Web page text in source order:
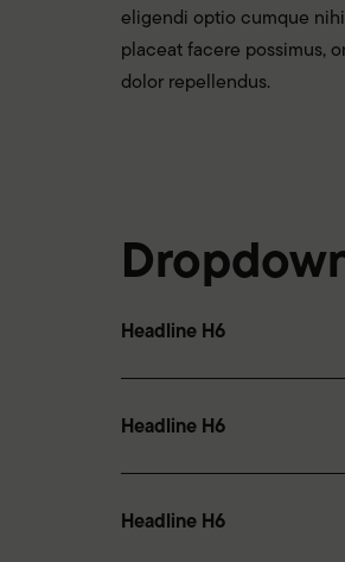
eligendi optio cumque
placeat facere possimus,
dolor repellendus.
Headline H6
Headline H6
Headline H6